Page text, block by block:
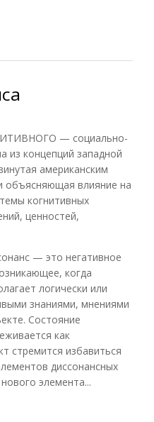
— социально-
из концепций западной
американским
объясняющая влияние на
когнитивных
ценностей,
— это негативное
когда
логически или
знаниями, мнениями
Состояние
как
стремится избавиться
диссонансных
элемента...